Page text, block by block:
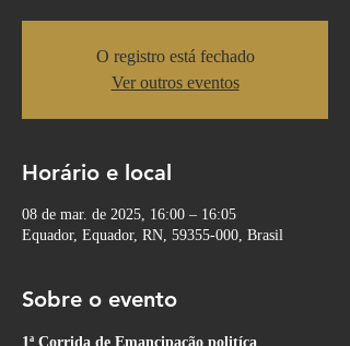
O registro está fechado
Ver outros eventos
Horário e local
08 de mar. de 2025, 16:00 – 16:05
Equador, Equador, RN, 59355-000, Brasil
Sobre o evento
1ª Corrida de Emancipação politíca